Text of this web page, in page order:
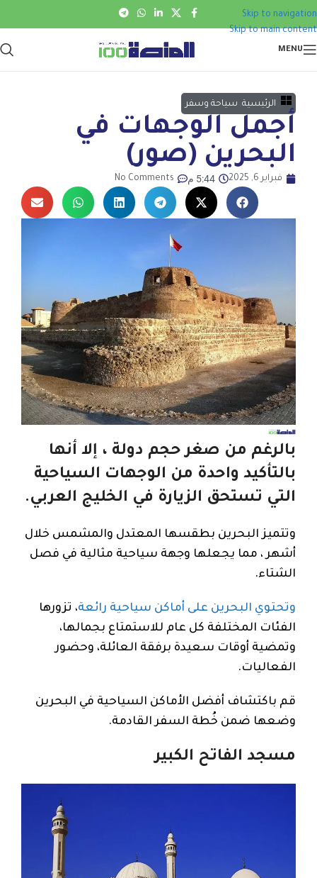
Skip to navigation
Skip to main content
MENU
الرئيسية سياحة وسفر
أجمل الوجهات في
البحرين (صور)
فبراير 6, 2025 5:44 م No Comments
بالرغم من صغر حجم دولة ، إلا أنها
بالتأكيد واحدة من الوجهات السياحية
التي تستحق الزيارة في الخليج العربي.
وتتميز البحرين بطقسها المعتدل والمشمس خلال
أشهر ، مما يجعلها وجهة سياحية مثالية في فصل
الشتاء.
وتحتوي البحرين على أماكن سياحية رائعة، تزورها
الفئات المختلفة كل عام للاستمتاع بجمالها،
وتمضية أوقات سعيدة برفقة العائلة، وحضور
الفعاليات.
قم باكتشاف أفضل الأماكن السياحية في البحرين
وضعها ضمن خُطة السفر القادمة.
مسجد الفاتح الكبير